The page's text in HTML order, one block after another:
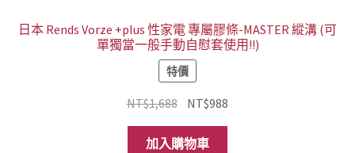
日本 Rends Vorze +plus 性家電 專屬膠條-MASTER 縱溝 (可
單獨當一般手動自慰套使用!!)
特價
NT$1,688 原
始
價
NT$988
加入購物車